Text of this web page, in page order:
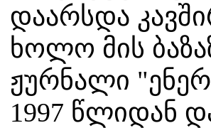
დაარსდა
ხოლო მის
ჟურნალი
1997 წლიდან